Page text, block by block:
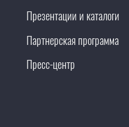
Презентации и каталоги
Партнерская программа
Пресс-центр